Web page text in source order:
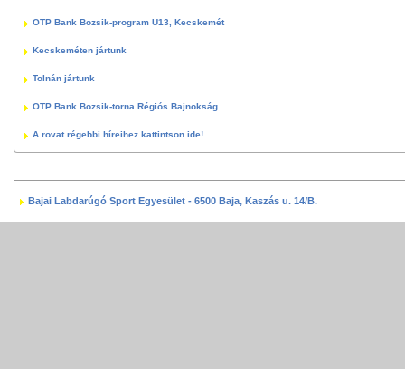
OTP Bank Bozsik-program U13, Kecskemét
Kecskeméten jártunk
Tolnán jártunk
OTP Bank Bozsik-torna Régiós Bajnokság
A rovat régebbi híreihez kattintson ide!
Bajai Labdarúgó Sport Egyesület - 6500 Baja, Kaszás u. 14/B.